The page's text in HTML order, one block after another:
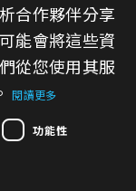
宏華之星
合作夥伴分享
能會將這些資
從您使用其服
閱讀更多
功能性